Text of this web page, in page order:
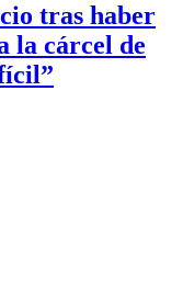
tras haber
la cárcel de